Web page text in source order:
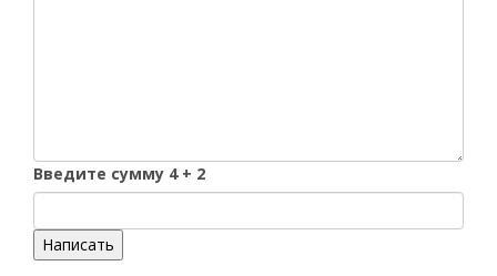
Введите сумму 4 + 2
Написать